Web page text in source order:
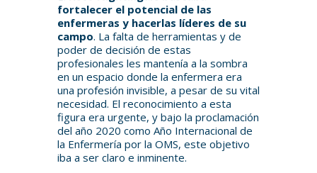
fortalecer el potencial de las
enfermeras y hacerlas líderes de su
campo. La falta de herramientas y de
poder de decisión de estas
profesionales les mantenía a la sombra
en un espacio donde la enfermera era
una profesión invisible, a pesar de su vital
necesidad. El reconocimiento a esta
figura era urgente, y bajo la proclamación
del año 2020 como Año Internacional de
la Enfermería por la OMS, este objetivo
iba a ser claro e inminente.